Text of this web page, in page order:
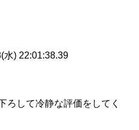
水) 22:01:38.39
ろして冷静な評価をしてく